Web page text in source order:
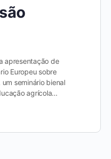
apresentação de
Europeu sobre
um seminário bienal
agrícola…